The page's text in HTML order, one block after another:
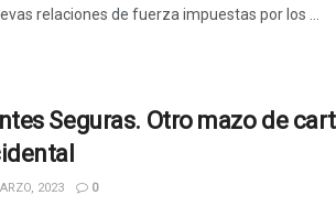
relaciones de fuerza impuestas por los ...
Seguras. Otro mazo de
2023 0